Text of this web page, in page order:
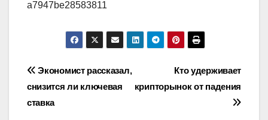
a7947be28583811
Навигация
по
Кто удерживает
крипторынок от падения
Экономист рассказал,
снизится ли ключевая
ставка